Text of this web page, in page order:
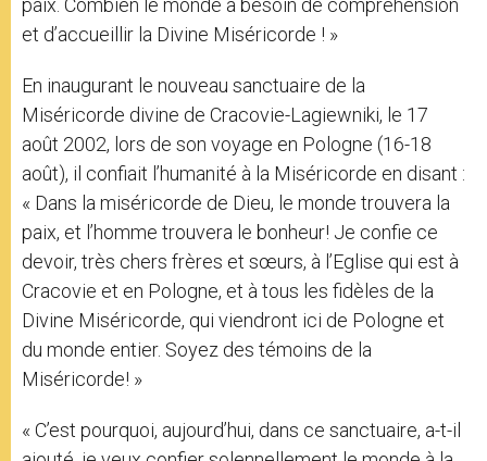
paix. Combien le monde a besoin de compréhension
et d’accueillir la Divine Miséricorde ! »
En inaugurant le nouveau sanctuaire de la
Miséricorde divine de Cracovie-Lagiewniki, le 17
août 2002, lors de son voyage en Pologne (16-18
août), il confiait l’humanité à la Miséricorde en disant :
« Dans la miséricorde de Dieu, le monde trouvera la
paix, et l’homme trouvera le bonheur! Je confie ce
devoir, très chers frères et sœurs, à l’Eglise qui est à
Cracovie et en Pologne, et à tous les fidèles de la
Divine Miséricorde, qui viendront ici de Pologne et
du monde entier. Soyez des témoins de la
Miséricorde! »
« C’est pourquoi, aujourd’hui, dans ce sanctuaire, a-t-il